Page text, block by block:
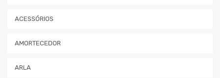
ACESSÓRIOS
AMORTECEDOR
ARLA